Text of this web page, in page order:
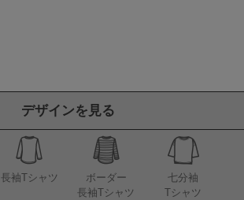
デザインを見る
長袖Tシャツ
ボーダー
長袖Tシャツ
七分袖
Tシャツ